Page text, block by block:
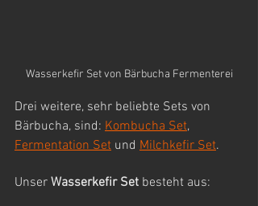
Wasserkefir Set von Bärbucha Fermenterei
Drei weitere, sehr beliebte Sets von
Bärbucha, sind: Kombucha Set,
Fermentation Set und Milchkefir Set.
Unser Wasserkefir Set besteht aus: